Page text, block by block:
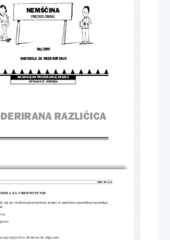
NEMŠČINA
PREIZKUS ZNANJA
Maj 2009
NAVODILA ZA VREDNOTENJE
NACIONALNO PREVERJANJE ZNANJA
ob koncu 2. obdobja
RAZLIČICA
N091-251-2-2
ZA VREDNOTENJE
naj pri vrednotenju preizkusa znanja iz nemščine uporabljajo naslednja
odgovor
naj stojijo levo ali desno ob odgovoru.